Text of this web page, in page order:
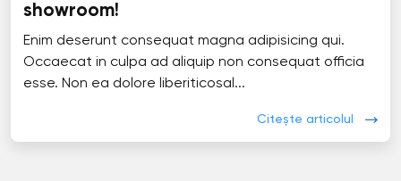
showroom!
Enim deserunt consequat magna adipisicing qui.
Occaecat in culpa ad aliquip non consequat officia
esse. Non ea dolore liberiticosal...
Citește articolul